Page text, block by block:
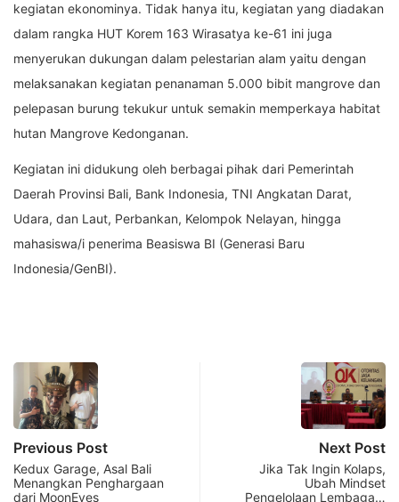
kegiatan ekonominya. Tidak hanya itu, kegiatan yang diadakan
dalam rangka HUT Korem 163 Wirasatya ke-61 ini juga
menyerukan dukungan dalam pelestarian alam yaitu dengan
melaksanakan kegiatan penanaman 5.000 bibit mangrove dan
pelepasan burung tekukur untuk semakin memperkaya habitat
hutan Mangrove Kedonganan.
Kegiatan ini didukung oleh berbagai pihak dari Pemerintah
Daerah Provinsi Bali, Bank Indonesia, TNI Angkatan Darat,
Udara, dan Laut, Perbankan, Kelompok Nelayan, hingga
mahasiswa/i penerima Beasiswa BI (Generasi Baru
Indonesia/GenBI).
Previous Post
Kedux Garage, Asal Bali
Menangkan Penghargaan
dari MoonEyes
Next Post
Jika Tak Ingin Kolaps,
Ubah Mindset
Pengelolaan Lembaga…